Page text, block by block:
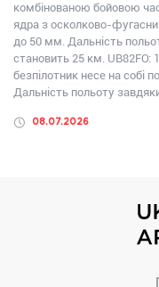
комбінованою бойовою
ядра з осколково-
до 50 мм. Дальність
становить 25 км.
безпілотник несе на собі
Дальність польоту
08.07.2026